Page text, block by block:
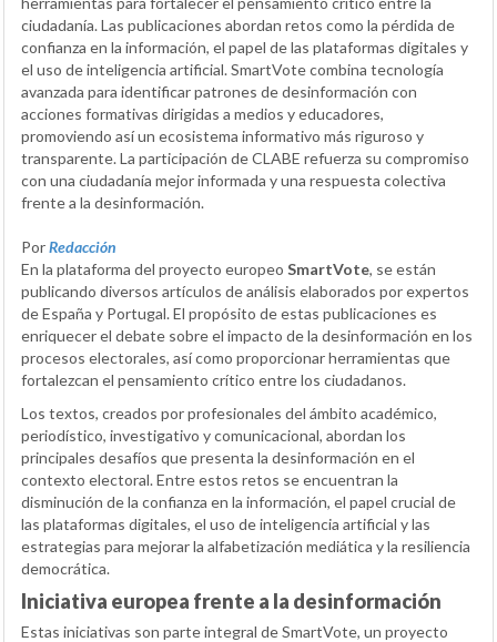
ciudadanía. Las publicaciones abordan retos como la pérdida de
confianza en la información, el papel de las plataformas digitales y
el uso de inteligencia artificial. SmartVote combina tecnología
avanzada para identificar patrones de desinformación con
acciones formativas dirigidas a medios y educadores,
promoviendo así un ecosistema informativo más riguroso y
transparente. La participación de CLABE refuerza su compromiso
con una ciudadanía mejor informada y una respuesta colectiva
frente a la desinformación.
PorRedacción
En la plataforma del proyecto europeo SmartVote, se están
publicando diversos artículos de análisis elaborados por expertos
de España y Portugal. El propósito de estas publicaciones es
enriquecer el debate sobre el impacto de la desinformación en los
procesos electorales, así como proporcionar herramientas que
fortalezcan el pensamiento crítico entre los ciudadanos.
Los textos, creados por profesionales del ámbito académico,
periodístico, investigativo y comunicacional, abordan los
principales desafíos que presenta la desinformación en el
contexto electoral. Entre estos retos se encuentran la
disminución de la confianza en la información, el papel crucial de
las plataformas digitales, el uso de inteligencia artificial y las
estrategias para mejorar la alfabetización mediática y la resiliencia
democrática.
Iniciativa europea frente a la desinformación
Estas iniciativas son parte integral de SmartVote, un proyecto